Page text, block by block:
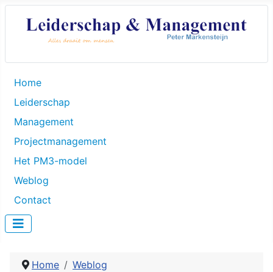
Home
Leiderschap
Management
Projectmanagement
Het PM3-model
Weblog
Contact
Home
Weblog